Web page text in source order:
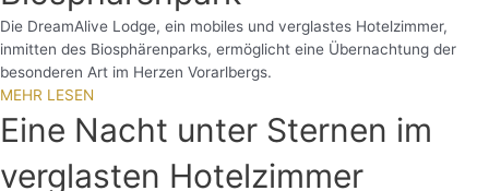
Die DreamAlive Lodge, ein mobiles und verglastes Hotelzimmer,
inmitten des Biosphärenparks, ermöglicht eine Übernachtung der
besonderen Art im Herzen Vorarlbergs.
MEHR LESEN
Eine Nacht unter Sternen im
verglasten Hotelzimmer